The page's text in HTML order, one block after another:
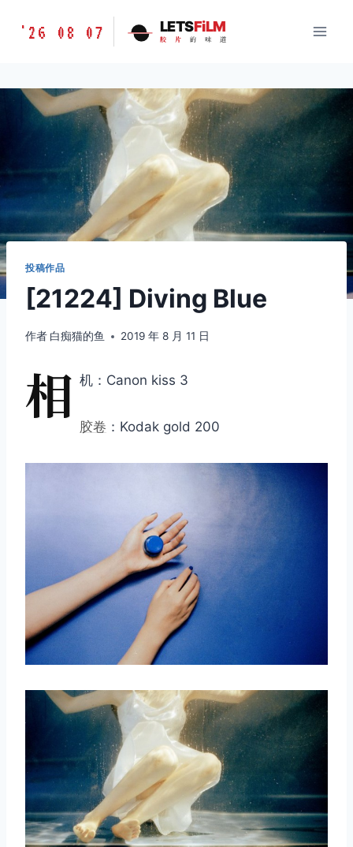
胶
味
道
LETSFILM
'26 08 07 LETSFiLM
胶 片 的 味 道
投稿作品
[21224] Diving Blue
作者 白痴猫的鱼 2019 年 8 月 11 日
相 机：Canon kiss 3
胶卷 ：Kodak gold 200